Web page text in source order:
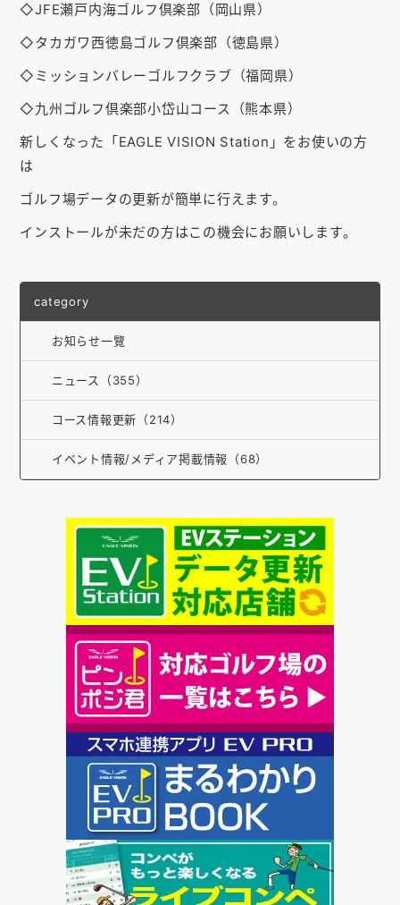
◇JFE瀬戸内海ゴルフ倶楽部（岡山県）
◇タカガワ西徳島ゴルフ倶楽部（徳島県）
◇ミッションバレーゴルフクラブ（福岡県）
◇九州ゴルフ倶楽部小岱山コース（熊本県）
新しくなった「EAGLE VISION Station」をお使いの方
は
ゴルフ場データの更新が簡単に行えます。
インストールが未だの方はこの機会にお願いします。
category
お知らせ一覽
ニュース（355）
コース情報更新（214）
イベント情報/メディア掲載情報（68）